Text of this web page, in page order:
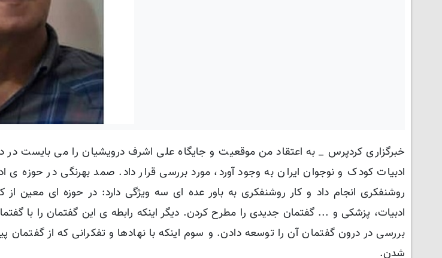
خبرگزاری کردپرس _ به اعتقاد من موقعیت و جایگاه علی اشرف درویشیان را می بایست در
ادبیات کودک و نوجوان ایران به وجود آورد، مورد بررسی قرار داد. صمد بهرنگی در حوزه ی
روشنفکری انجام داد و کار روشنفکری به باور عده ای سه ویژگی دارد: در حوزه ای
ادبیات، پزشکی و ... گفتمان جدیدی را مطرح کردن. دیگر اینکه رابطه ی این گفتمان را با
بررسی در درون گفتمان آن را توسعه دادن. و سوم اینکه با نهادها و تفکرانی که از
شدن.